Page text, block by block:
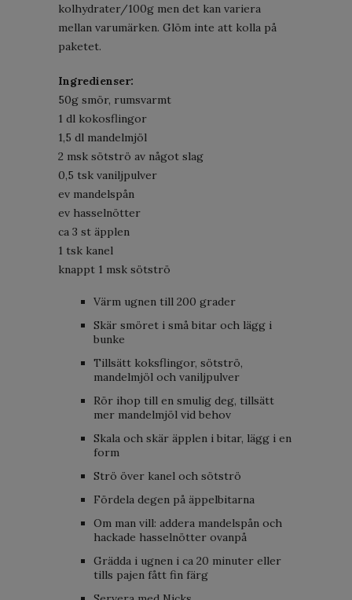
kolhydrater/100g men det kan variera
mellan varumärken. Glöm inte att kolla på
paketet.
Ingredienser:
50g smör, rumsvarmt
1 dl kokosflingor
1,5 dl mandelmjöl
2 msk sötströ av något slag
0,5 tsk vaniljpulver
ev mandelspån
ev hasselnötter
ca 3 st äpplen
1 tsk kanel
knappt 1 msk sötströ
Värm ugnen till 200 grader
Skär smöret i små bitar och lägg i
bunke
Tillsätt koksflingor, sötströ,
mandelmjöl och vaniljpulver
Rör ihop till en smulig deg, tillsätt
mer mandelmjöl vid behov
Skala och skär äpplen i bitar, lägg i en
form
Strö över kanel och sötströ
Fördela degen på äppelbitarna
Om man vill: addera mandelspån och
hackade hasselnötter ovanpå
Grädda i ugnen i ca 20 minuter eller
tills pajen fått fin färg